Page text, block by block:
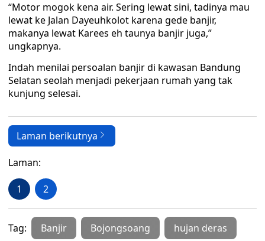
“Motor mogok kena air. Sering lewat sini, tadinya mau
lewat ke Jalan Dayeuhkolot karena gede banjir,
makanya lewat Karees eh taunya banjir juga,”
ungkapnya.
Indah menilai persoalan banjir di kawasan Bandung
Selatan seolah menjadi pekerjaan rumah yang tak
kunjung selesai.
Laman berikutnya
Laman:
1 2
Tag: Banjir Bojongsoang hujan deras